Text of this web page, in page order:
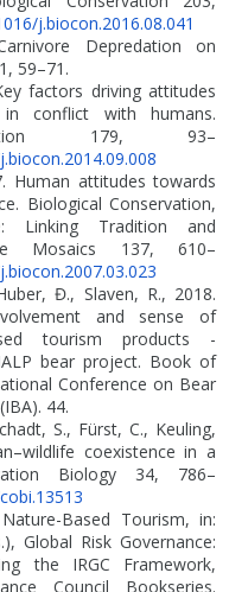
j.biocon.2016.08.041
Depredation on
59–71.
factors driving attitudes
conflict with humans.
179, 93–
Human attitudes towards
Biological Conservation,
Linking Tradition and
Mosaics 137, 610–
Đ., Slaven, R., 2018.
and sense of
tourism products -
bear project. Book of
Conference on Bear
44.
S., Fürst, C., Keuling,
coexistence in a
Biology 34, 786–
Based Tourism, in:
Global Risk Governance:
the IRGC Framework,
Council Bookseries.